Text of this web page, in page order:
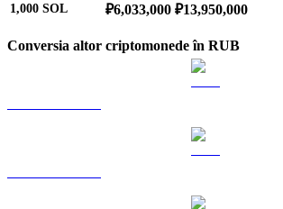
1,000 SOL ₽6,033,000 ₽13,950,000
Conversia altor criptomonede în RUB